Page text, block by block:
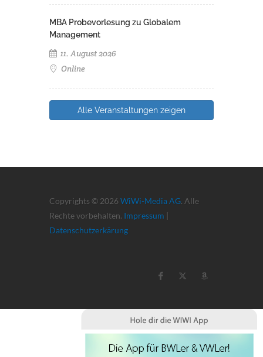
MBA Probevorlesung zu Globalem
Management
11. August 2026
Online
Alle Veranstaltungen zeigen
Copyrights © 2026 WiWi-Media AG. Alle
Rechte vorbehalten. Impressum |
Datenschutzerkärung